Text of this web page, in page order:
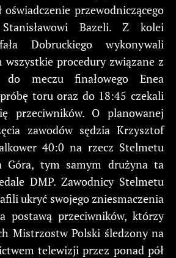
oświadczenie przewodniczącego
Bazeli. Z kolei
Dobruckiego wykonywali
wszystkie procedury związane z
do meczu finałowego Enea
toru oraz do 18:45 czekali
przeciwników. O planowanej
zawodów sędzia Krzysztof
40:0 na rzecz Stelmetu
Góra, tym samym drużyna ta
DMP. Zawodnicy Stelmetu
ukryć swojego zniesmaczenia
postawą przeciwników, którzy
Mistrzostw Polski śledzony na
telewizji przez ponad pół